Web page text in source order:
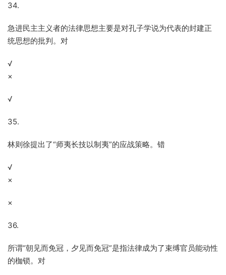
34.
急进民主主义者的法律思想主要是对孔子学说为代表的封建正
统思想的批判。对
√
×
√
35.
林则徐提出了“师夷长技以制夷”的应战策略。错
√
×
×
36.
所谓“朝见而免冠，夕见而免冠”是指法律成为了束缚官员能动性
的枷锁。对